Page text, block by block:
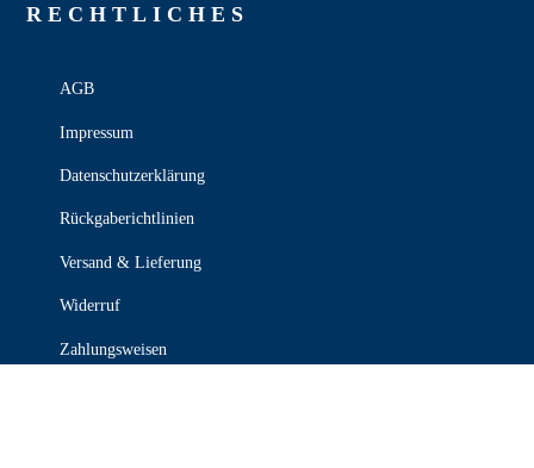
RECHT­LICHES
AGB
Impressum
Datenschutzerklärung
Rückgaberichtlinien
Versand & Lieferung
Widerruf
Zahlungsweisen